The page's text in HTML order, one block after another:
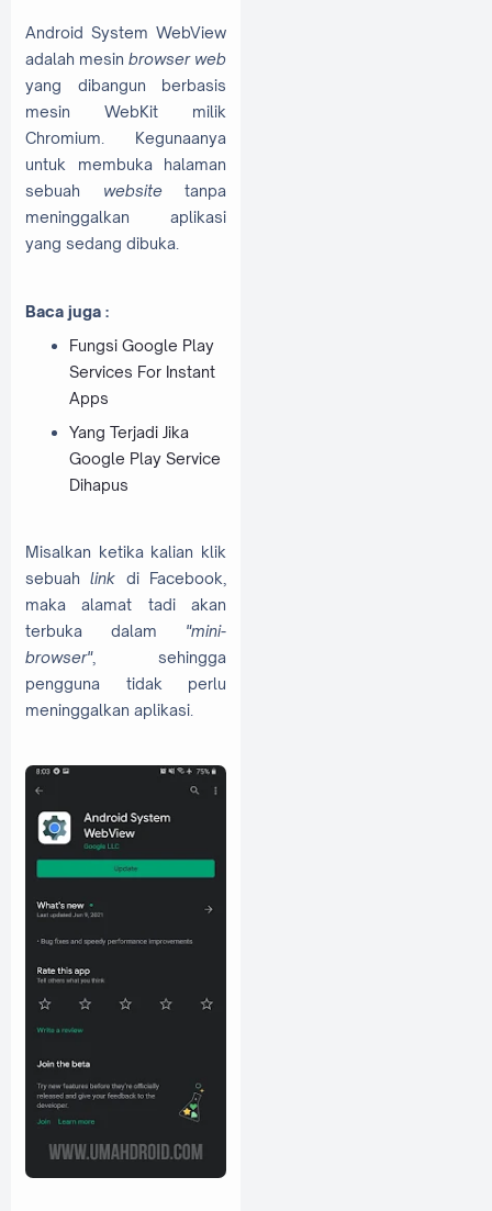
Android System WebView
adalah mesin browser web
yang dibangun berbasis
mesin WebKit milik
Chromium. Kegunaanya
untuk membuka halaman
sebuah websitetanpa
meninggalkan aplikasi
yang sedang dibuka.
Baca juga :
Fungsi Google Play
Services For Instant
Apps
Yang Terjadi Jika
Google Play Service
Dihapus
Misalkan ketika kalian klik
sebuahlink di Facebook,
maka alamat tadi akan
terbuka dalam "mini-
browser", sehingga
pengguna tidak perlu
meninggalkan aplikasi.